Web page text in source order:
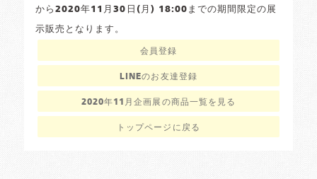
から2020年11月30日(月) 18:00までの期間限定の展
示販売となります。
会員登録
LINEのお友達登録
2020年11月企画展の商品一覧を見る
トップページに戻る